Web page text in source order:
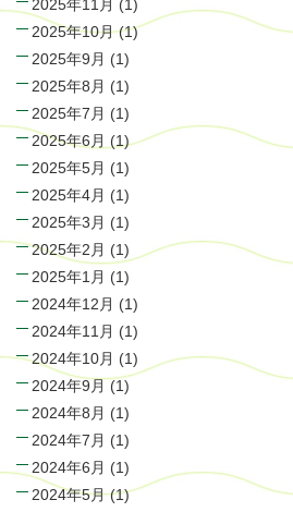
2025年11月 (1)
2025年10月(1)
2025年9月 (1)
2025年8月 (1)
2025年7月 (1)
2025年6月 (1)
2025年5月 (1)
2025年4月 (1)
2025年3月 (1)
2025年2月 (1)
2025年1月 (1)
2024年12月 (1)
2024年11月 (1)
2024年10月 (1)
2024年9月 (1)
2024年8月 (1)
2024年7月 (1)
2024年6月 (1)
2024年5月(1)